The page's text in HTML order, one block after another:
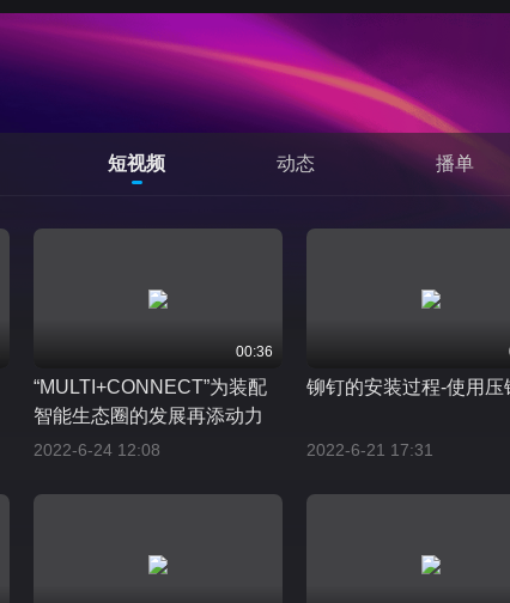
短视频 动态 播单
00:36
“MULTI+CONNECT”为装配
智能生态圈的发展再添动力
2022-6-24 12:08
铆钉的安装过程-使用压
2022-6-21 17:31